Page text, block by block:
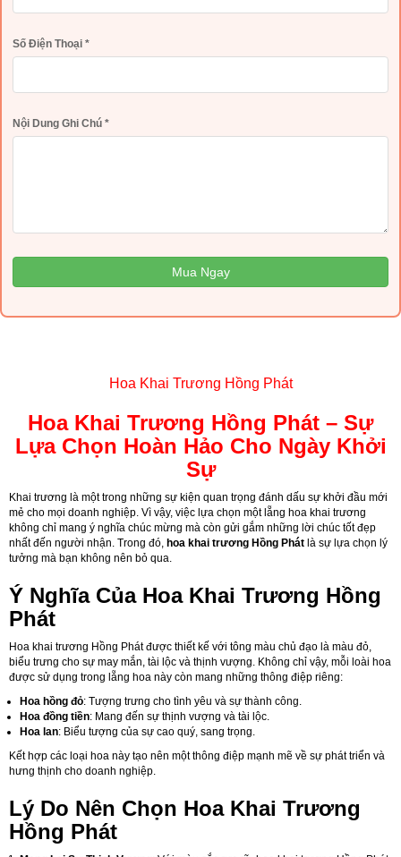
Số Điện Thoại *
Nội Dung Ghi Chú *
Mua Ngay
Hoa Khai Trương Hồng Phát
Hoa Khai Trương Hồng Phát – Sự
Lựa Chọn Hoàn Hảo Cho Ngày Khởi
Sự
Khai trương là một trong những sự kiện quan trọng đánh dấu sự khởi đầu mới
mẻ cho mọi doanh nghiệp. Vì vậy, việc lựa chọn một lẵng hoa khai trương
không chỉ mang ý nghĩa chúc mừng mà còn gửi gắm những lời chúc tốt đẹp
nhất đến người nhận. Trong đó, hoa khai trương Hồng Phát là sự lựa chọn lý
tưởng mà bạn không nên bỏ qua.
Ý Nghĩa Của Hoa Khai Trương Hồng
Phát
Hoa khai trương Hồng Phát được thiết kế với tông màu chủ đạo là màu đỏ,
biểu trưng cho sự may mắn, tài lộc và thịnh vượng. Không chỉ vậy, mỗi loài hoa
được sử dụng trong lẵng hoa này còn mang những thông điệp riêng:
Hoa hồng đỏ: Tượng trưng cho tình yêu và sự thành công.
Hoa đồng tiền: Mang đến sự thịnh vượng và tài lộc.
Hoa lan: Biểu tượng của sự cao quý, sang trọng.
Kết hợp các loại hoa này tạo nên một thông điệp mạnh mẽ về sự phát triển và
hưng thịnh cho doanh nghiệp.
Lý Do Nên Chọn Hoa Khai Trương
Hồng Phát